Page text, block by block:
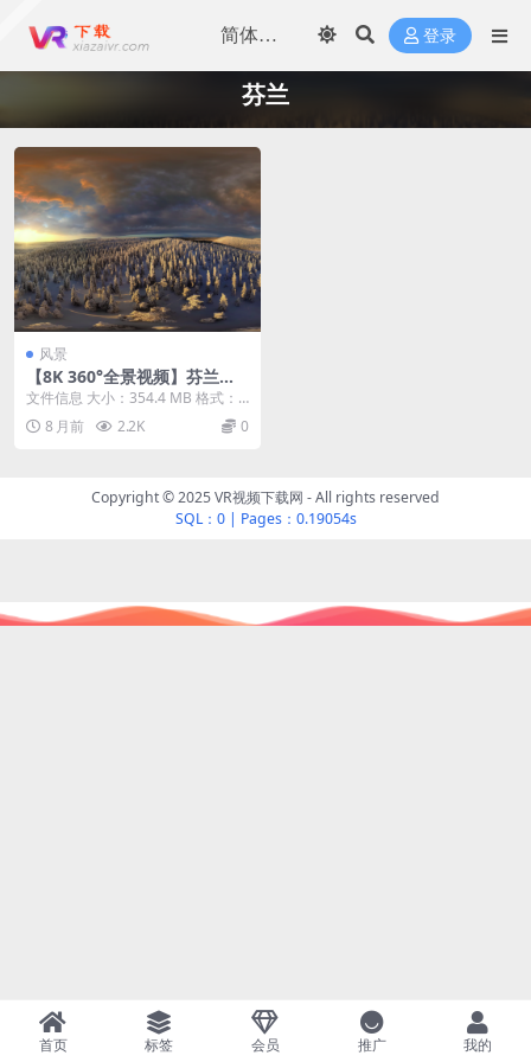
登录
芬兰
风景
【8K 360°全景视频】芬兰拉
普兰白雪皑皑的童话
文件信息 大小：354.4 MB 格式：
mkv 时长：01:59 视频信息 色彩...
8 月前 2.2K 0
Copyright © 2025 VR视频下载网 - All rights reserved
SQL：0| Pages：0.19054s
首页 标签 会员 推广 我的